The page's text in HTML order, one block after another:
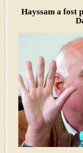
Hayssam a fost